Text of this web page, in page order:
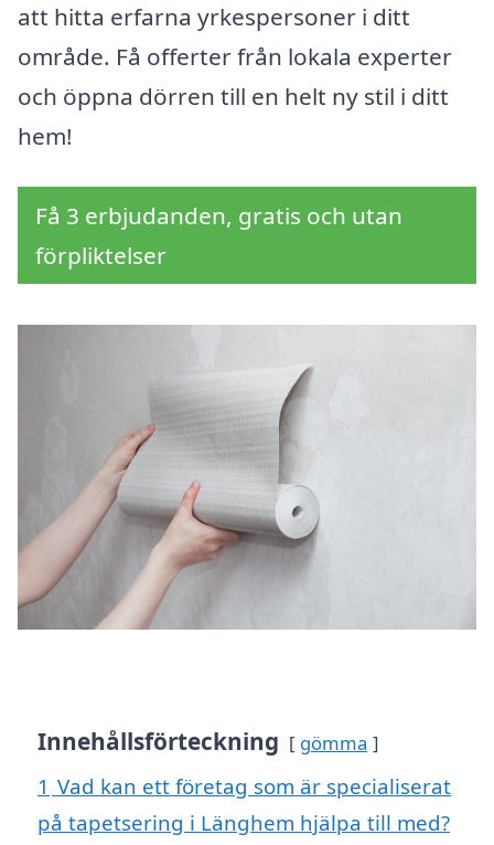
att hitta erfarna yrkespersoner i ditt
område. Få offerter från lokala experter
och öppna dörren till en helt ny stil i ditt
hem!
Få 3 erbjudanden, gratis och utan
förpliktelser
Innehållsförteckning gömma
1 Vad kan ett företag som är specialiserat
på tapetsering i Länghem hjälpa till med?